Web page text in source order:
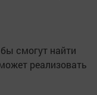
смогут найти
реализовать